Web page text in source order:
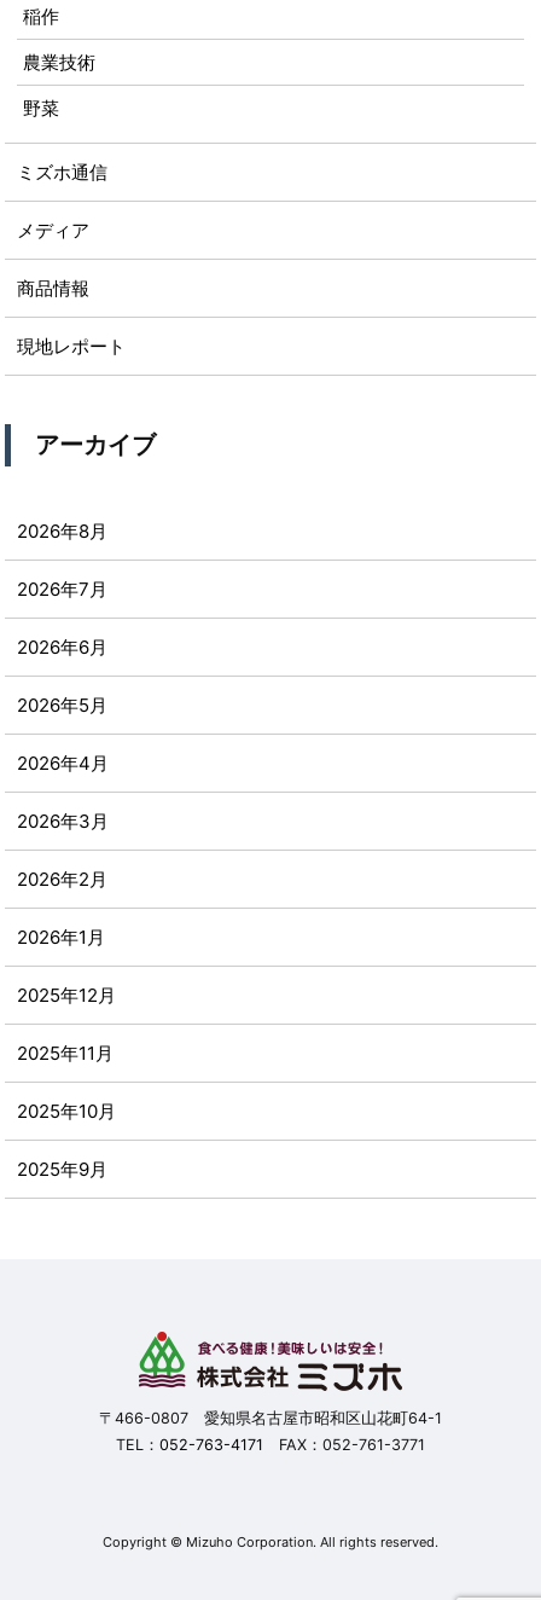
稲作
農業技術
野菜
ミズホ通信
メディア
商品情報
現地レポート
アーカイブ
2026年8月
2026年7月
2026年6月
2026年5月
2026年4月
2026年3月
2026年2月
2026年1月
2025年12月
2025年11月
2025年10月
2025年9月
〒466-0807 愛知県名古屋市昭和区山花町64-1
TEL： 052-763-4171 FAX：052-761-3771
Copyright © Mizuho Corporation. All rights reserved.